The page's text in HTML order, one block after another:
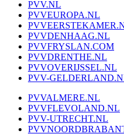
PVV.NL
PVVEUROPA.NL
PVVDENHAAG.NL
PVVFRYSLAN.COM
PVVDRENTHE.NL
PVVOVERIJSSEL.NL
PVV-
PVVALMERE.NL
PVVFLEVOLAND.NL
PVV-UTRECHT.NL